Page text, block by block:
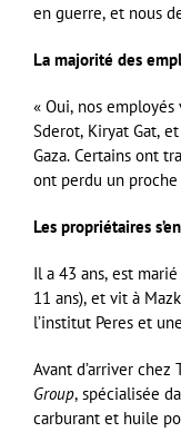
en guerre, et nous
La majorité des
« Oui, nos
Sderot, Kiryat Gat,
Gaza. Certains ont
ont perdu un proche
Les propriétaires
Il a 43 ans, est
11 ans), et vit à
l’institut Peres et
Avant d’arriver chez
Group, spécialisée
carburant et huile